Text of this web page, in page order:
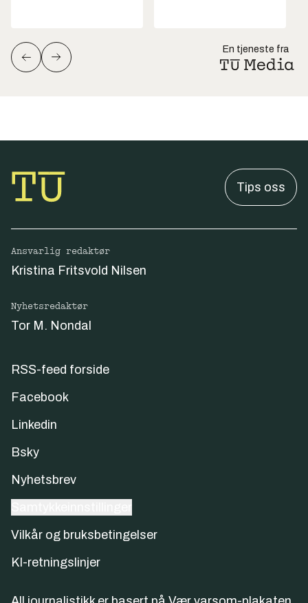
En tjeneste fra
Tips oss
Ansvarlig redaktør
Kristina Fritsvold Nilsen
Nyhetsredaktør
Tor M. Nondal
RSS-feed forside
Facebook
Linkedin
Bsky
Nyhetsbrev
Vilkår og bruksbetingelser
KI-retningslinjer